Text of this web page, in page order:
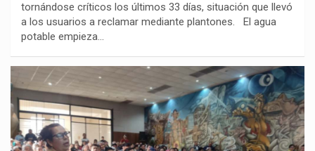
tornándose críticos los últimos 33 días, situación que llevó
a los usuarios a reclamar mediante plantones. El agua
potable empieza…